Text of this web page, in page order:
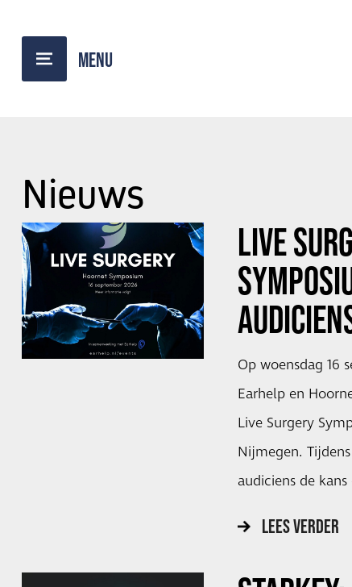
Nieuws
LIVE
Op woensdag 16
Earhelp en
Live Surgery
Nijmegen.
audiciens de
LEES VERDER